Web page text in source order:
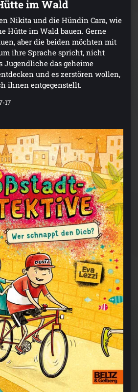
im Wald
Nikita und die Hündin Cara, wie
Hütte im Wald bauen. Gerne
aber die beiden möchten mit
ihre Sprache spricht, nicht
Jugendliche das geheime
und es zerstören wollen,
ihnen entgegenstellt.
17